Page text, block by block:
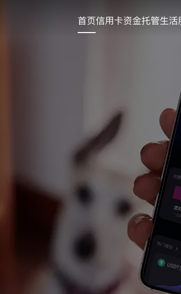
首页信用卡资金托管生活